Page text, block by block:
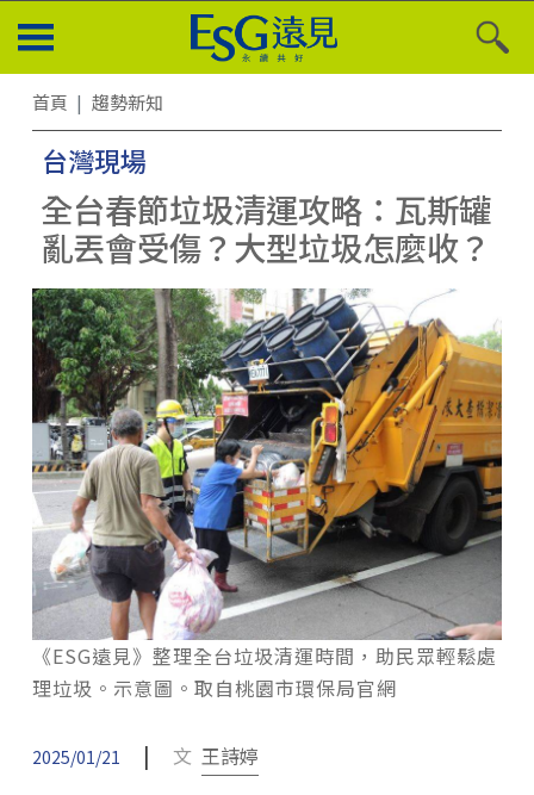
首頁 趨勢新知
台灣現場
全台春節垃圾清運攻略：瓦斯罐
亂丟會受傷？大型垃圾怎麼收？
《ESG遠見》整理全台垃圾清運時間，助民眾輕鬆處
理垃圾。示意圖。取自桃園市環保局官網
2025/01/21 | 文 王詩婷